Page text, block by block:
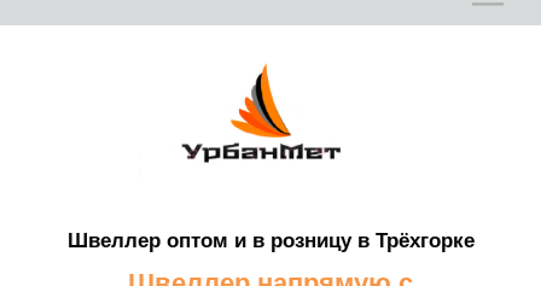
Швеллер оптом и в розницу в Трёхгорке